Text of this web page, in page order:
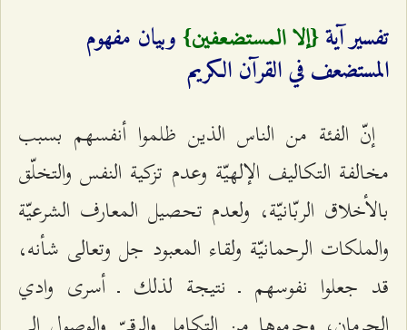
تفسیر آية{إلا المستضعفين}وبيان مفهوم
المستضعف في القرآن الكريم
إنّ الفئة من الناس الذين ظلموا أنفسهم بسبب
مخالفة التكاليف الإلهيّة وعدم تزكية النفس والتخلّق
بالأخلاق الربّانيّة، ولعدم تحصيل المعارف الشرعيّة
والملكات الرحمانيّة ولقاء المعبود جل وتعالى شأنه،
قد جعلوا نفوسهم ـ نتيجة لذلك ـ أسرى وادي